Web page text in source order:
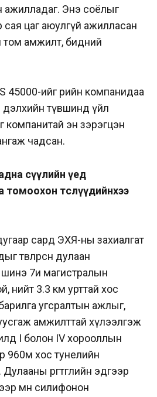
ажилладаг. Энэ соёлыг
цаг аюулгүй ажилласан
амжилт, бидний
45000-ийг өөрийн компанидаа
дэлхийн түвшинд үйл
компанитай эн зэрэгцэн
чадсан.
сүүлийн үед
томоохон төслүүдийнхээ
сард ЭХЯ-ны захиалгат
төвлөрсөн дулаан
7и магистралын
нийт 3.3 км урттай хос
угсралтын ажлыг,
амжилттай хүлээлгэж
I болон IV хорооллын
960м хос тунелийн
өргөтгөлийн эдгээр
мөн силифонон